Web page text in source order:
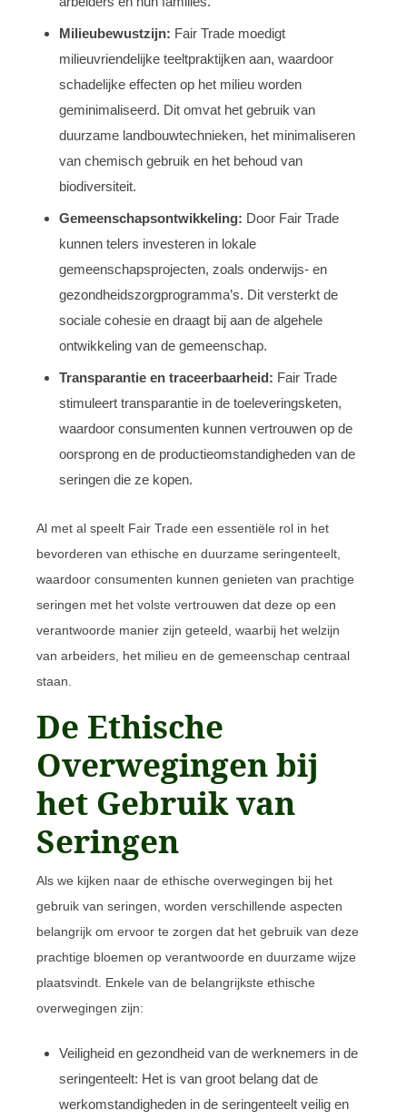
Milieubewustzijn: Fair Trade moedigt
milieuvriendelijke teeltpraktijken aan, waardoor
schadelijke effecten op het milieu worden
geminimaliseerd. Dit omvat het gebruik van
duurzame landbouwtechnieken, het minimaliseren
van chemisch gebruik en het behoud van
biodiversiteit.
Gemeenschapsontwikkeling: Door Fair Trade
kunnen telers investeren in lokale
gemeenschapsprojecten, zoals onderwijs- en
gezondheidszorgprogramma’s. Dit versterkt de
sociale cohesie en draagt bij aan de algehele
ontwikkeling van de gemeenschap.
Transparantie en traceerbaarheid: Fair Trade
stimuleert transparantie in de toeleveringsketen,
waardoor consumenten kunnen vertrouwen op de
oorsprong en de productieomstandigheden van de
seringen die ze kopen.
Al met al speelt Fair Trade een essentiële rol in het
bevorderen van ethische en duurzame seringenteelt,
waardoor consumenten kunnen genieten van prachtige
seringen met het volste vertrouwen dat deze op een
verantwoorde manier zijn geteeld, waarbij het welzijn
van arbeiders, het milieu en de gemeenschap centraal
staan.
De Ethische
Overwegingen bij
het Gebruik van
Seringen
Als we kijken naar de ethische overwegingen bij het
gebruik van seringen, worden verschillende aspecten
belangrijk om ervoor te zorgen dat het gebruik van deze
prachtige bloemen op verantwoorde en duurzame wijze
plaatsvindt. Enkele van de belangrijkste ethische
overwegingen zijn:
Veiligheid en gezondheid van de werknemers in de
seringenteelt: Het is van groot belang dat de
werkomstandigheden in de seringenteelt veilig en